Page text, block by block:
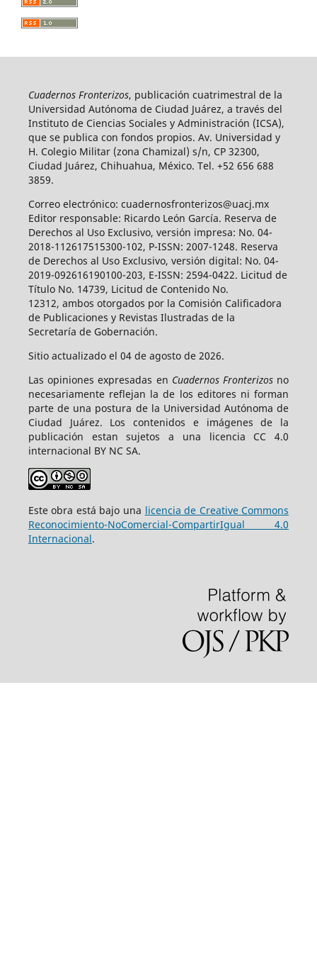
Cuadernos Fronterizos, publicación cuatrimestral de la
Universidad Autónoma de Ciudad Juárez, a través del
Instituto de Ciencias Sociales y Administración (ICSA),
que se publica con fondos propios. Av. Universidad y
H. Colegio Militar (zona Chamizal) s/n, CP 32300,
Ciudad Juárez, Chihuahua, México. Tel. +52 656 688
3859.
Correo electrónico: cuadernosfronterizos@uacj.mx
Editor responsable: Ricardo León García. Reserva de
Derechos al Uso Exclusivo, versión impresa: No. 04-
2018-112617515300-102, P-ISSN: 2007-1248. Reserva
de Derechos al Uso Exclusivo, versión digital: No. 04-
2019-092616190100-203, E-ISSN: 2594-0422. Licitud de
Título No. 14739, Licitud de Contenido No.
12312, ambos otorgados por la Comisión Calificadora
de Publicaciones y Revistas Ilustradas de la
Secretaría de Gobernación.
Sitio actualizado el 04 de agosto de 2026.
Las opiniones expresadas en Cuadernos Fronterizosno
necesariamente reflejan la de los editores ni forman
parte de una postura de la Universidad Autónoma de
Ciudad Juárez. Los contenidos e imágenes de la
publicación estan sujetos a una licencia CC 4.0
internacional BY NC SA.
Este obra está bajo una licencia de Creative Commons
Reconocimiento-NoComercial-CompartirIgual 4.0
Internacional.